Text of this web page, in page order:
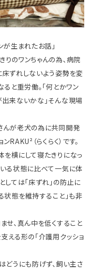
が生まれたお話」
のワンちゃんの為、病院
床ずれしないよう姿勢を変
と重労働。「何とかワン
来ないかな」そんな現場
んが老犬の為に共同開発
（らくらく）です。
横にして寝たきりになっ
る状態に比べて一気に体
しては「床ずれ」の防止に
状態を維持すること」も非
せ、真ん中を低くすること
える形の「介護用クッショ
どうにも防げず、飼い主さ